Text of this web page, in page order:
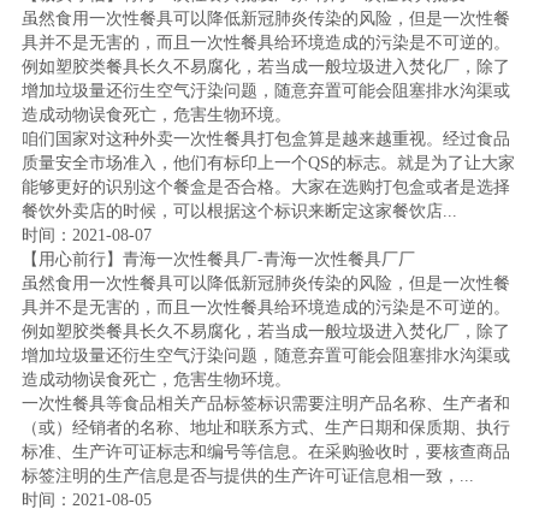
虽然食用一次性餐具可以降低新冠肺炎传染的风险，但是一次性餐
具并不是无害的，而且一次性餐具给环境造成的污染是不可逆的。
例如塑胶类餐具长久不易腐化，若当成一般垃圾进入焚化厂，除了
增加垃圾量还衍生空气汙染问题，随意弃置可能会阻塞排水沟渠或
造成动物误食死亡，危害生物环境。
咱们国家对这种外卖一次性餐具打包盒算是越来越重视。经过食品
质量安全市场准入，他们有标印上一个QS的标志。就是为了让大家
能够更好的识别这个餐盒是否合格。大家在选购打包盒或者是选择
餐饮外卖店的时候，可以根据这个标识来断定这家餐饮店...
时间：2021-08-07
【用心前行】青海一次性餐具厂-青海一次性餐具厂厂
虽然食用一次性餐具可以降低新冠肺炎传染的风险，但是一次性餐
具并不是无害的，而且一次性餐具给环境造成的污染是不可逆的。
例如塑胶类餐具长久不易腐化，若当成一般垃圾进入焚化厂，除了
增加垃圾量还衍生空气汙染问题，随意弃置可能会阻塞排水沟渠或
造成动物误食死亡，危害生物环境。
一次性餐具等食品相关产品标签标识需要注明产品名称、生产者和
（或）经销者的名称、地址和联系方式、生产日期和保质期、执行
标准、生产许可证标志和编号等信息。在采购验收时，要核查商品
标签注明的生产信息是否与提供的生产许可证信息相一致，...
时间：2021-08-05